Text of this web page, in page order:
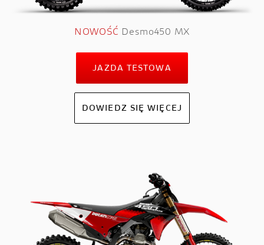
NOWOŚĆ Desmo450 MX
JAZDA TESTOWA
DOWIEDZ SIĘ WIĘCEJ